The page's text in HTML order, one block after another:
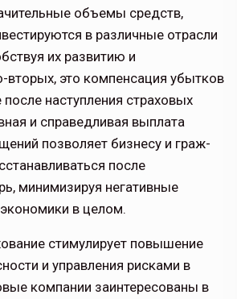
объемы средств,
в различные отрасли
их развитию и
вторых, это компенсация убытков
после наступле­ния страховых
и справедливая выплата
позволяет бизнесу и граж­
после
минимизируя негативные
в целом.
стимулирует повышение
и управления рисками в
компании заинтересованы в